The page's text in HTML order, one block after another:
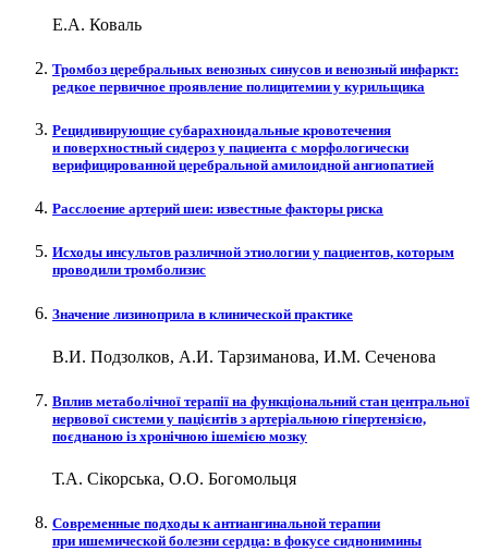
Е.А. Коваль
Тромбоз церебральных венозных синусов и венозный инфаркт:
редкое первичное проявление полицитемии у курильщика
Рецидивирующие субарахноидальные кровотечения
и поверхностный сидероз у пациента с морфологически
верифицированной церебральной амилоидной ангиопатией
Расслоение артерий шеи: известные факторы риска
Исходы инсультов различной этиологии у пациентов, которым
проводили тромболизис
Значение лизиноприла в клинической практике
В.И. Подзолков, А.И. Тарзиманова, И.М. Сеченова
Вплив метаболічної терапії на функціональний стан центральної
нервової системи у пацієнтів з артеріальною гіпертензією,
поєднаною із хронічною ішемією мозку
Т.А. Сікорська, О.О. Богомольця
Современные подходы к антиангинальной терапии
при ишемической болезни сердца: в фокусе сиднонимины